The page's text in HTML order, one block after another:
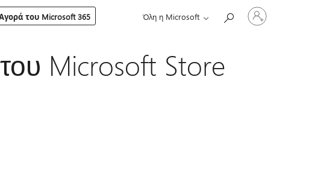
του Microsoft 365 Όλη η Microsoft
Είσοδος
στον
Microsoft Store